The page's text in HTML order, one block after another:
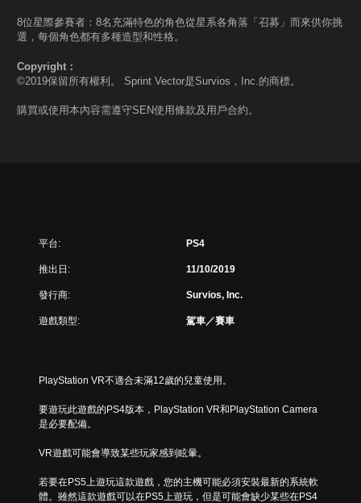
8位星際參賽者：8名充滿特色的角色從星系各角落「召募」而來供你挑
選，每個角色都有多種造型和性格。
Copyright：
©2019保留所有權利。 Sprint Vector是Survios，Inc.的商標。
購買或使用本內容需遵守SEN使用條款及用戶合約。
平台: PS4
推出日: 11/10/2019
發行商: Survios, Inc.
遊戲類型: 駕車／賽車
PlayStation VR不適合未滿12歲的兒童使用。
要遊玩此遊戲的PS4版本，PlayStation VR和PlayStation Camera
是必要配備。
VR遊戲可能會導致某些玩家感到眩暈。
若要在PS5上遊玩這款遊戲，您的主機可能必須安裝最新的系統軟
體。雖然這款遊戲可以在PS5上遊玩，但是可能會缺少某些在PS4